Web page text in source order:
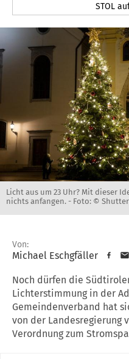
STOL
Licht aus um 23 Uhr? Mit dieser
nichts anfangen. - Foto: ©
Von:
Michael Eschgfäller
Noch dürfen die
Lichterstimmung in der
Gemeindenverband hat
von der Landesregierung
Verordnung zum